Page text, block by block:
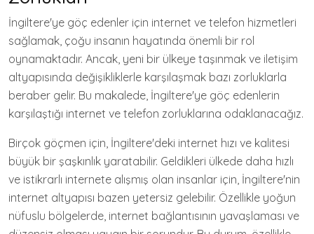
İngiltere'ye göç edenler için internet ve telefon hizmetleri
sağlamak, çoğu insanın hayatında önemli bir rol
oynamaktadır. Ancak, yeni bir ülkeye taşınmak ve iletişim
altyapısında değişikliklerle karşılaşmak bazı zorluklarla
beraber gelir. Bu makalede, İngiltere'ye göç edenlerin
karşılaştığı internet ve telefon zorluklarına odaklanacağız.
Birçok göçmen için, İngiltere'deki internet hızı ve kalitesi
büyük bir şaşkınlık yaratabilir. Geldikleri ülkede daha hızlı
ve istikrarlı internete alışmış olan insanlar için, İngiltere'nin
internet altyapısı bazen yetersiz gelebilir. Özellikle yoğun
nüfuslu bölgelerde, internet bağlantısının yavaşlaması ve